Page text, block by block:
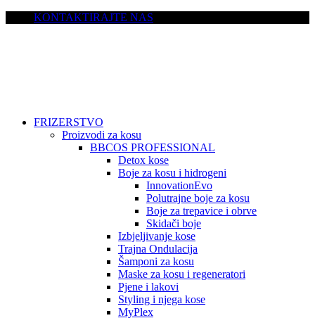
KONTAKTIRAJTE NAS
FRIZERSTVO
Proizvodi za kosu
BBCOS PROFESSIONAL
Detox kose
Boje za kosu i hidrogeni
InnovationEvo
Polutrajne boje za kosu
Boje za trepavice i obrve
Skidači boje
Izbjeljivanje kose
Trajna Ondulacija
Šamponi za kosu
Maske za kosu i regeneratori
Pjene i lakovi
Styling i njega kose
MyPlex